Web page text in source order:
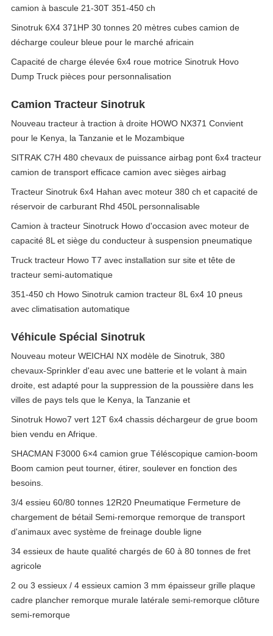
camion à bascule 21-30T 351-450 ch
Sinotruk 6X4 371HP 30 tonnes 20 mètres cubes camion de
décharge couleur bleue pour le marché africain
Capacité de charge élevée 6x4 roue motrice Sinotruk Hovo
Dump Truck pièces pour personnalisation
Camion Tracteur Sinotruk
Nouveau tracteur à traction à droite HOWO NX371 Convient
pour le Kenya, la Tanzanie et le Mozambique
SITRAK C7H 480 chevaux de puissance airbag pont 6x4 tracteur
camion de transport efficace camion avec sièges airbag
Tracteur Sinotruk 6x4 Hahan avec moteur 380 ch et capacité de
réservoir de carburant Rhd 450L personnalisable
Camion à tracteur Sinotruck Howo d'occasion avec moteur de
capacité 8L et siège du conducteur à suspension pneumatique
Truck tracteur Howo T7 avec installation sur site et tête de
tracteur semi-automatique
351-450 ch Howo Sinotruk camion tracteur 8L 6x4 10 pneus
avec climatisation automatique
Véhicule Spécial Sinotruk
Nouveau moteur WEICHAI NX modèle de Sinotruk, 380
chevaux-Sprinkler d'eau avec une batterie et le volant à main
droite, est adapté pour la suppression de la poussière dans les
villes de pays tels que le Kenya, la Tanzanie et
Sinotruk Howo7 vert 12T 6x4 chassis déchargeur de grue boom
bien vendu en Afrique.
SHACMAN F3000 6×4 camion grue Téléscopique camion-boom
Boom camion peut tourner, étirer, soulever en fonction des
besoins.
3/4 essieu 60/80 tonnes 12R20 Pneumatique Fermeture de
chargement de bétail Semi-remorque remorque de transport
d'animaux avec système de freinage double ligne
34 essieux de haute qualité chargés de 60 à 80 tonnes de fret
agricole
2 ou 3 essieux / 4 essieux camion 3 mm épaisseur grille plaque
cadre plancher remorque murale latérale semi-remorque clôture
semi-remorque